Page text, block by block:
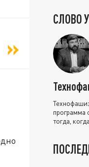
СЛОВО
программа
тогда,